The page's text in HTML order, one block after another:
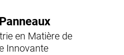
Panneaux
en Matière de
Innovante